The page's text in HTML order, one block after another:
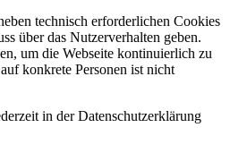
technisch erforderlichen Cookies
über das Nutzerverhalten geben.
um die Webseite kontinuierlich zu
konkrete Personen ist nicht
in der Datenschutzerklärung